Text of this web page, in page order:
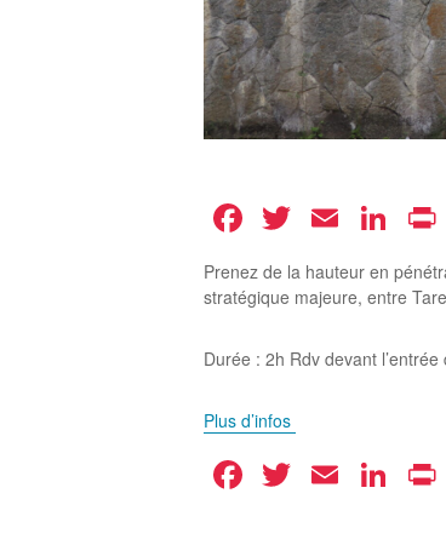
Facebook
Twitter
Email
Prenez de la hauteur en
stratégique majeure, entre
Durée : 2h Rdv devant
Plus d’infos
Facebook
Twitter
Email